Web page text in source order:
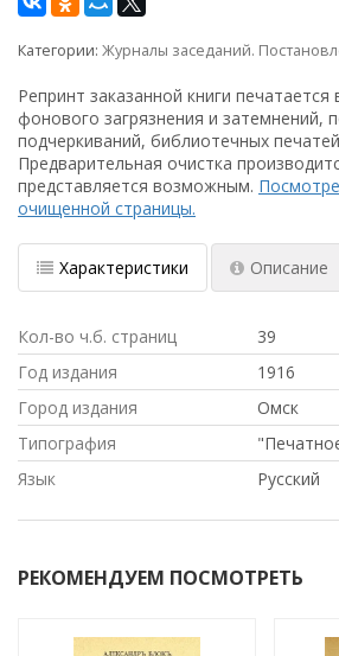
Категории: Журналы заседаний.
Репринт заказанной книги
фонового загрязнения и затемнений,
подчеркиваний, библиотечных
Предварительная очистка
представляется возможным.
очищенной страницы.
Характеристики Описание
Кол-во ч.б. страниц
39
Год издания
1916
Город издания
Омск
Типография
Язык
Русский
РЕКОМЕНДУЕМ ПОСМОТРЕТЬ